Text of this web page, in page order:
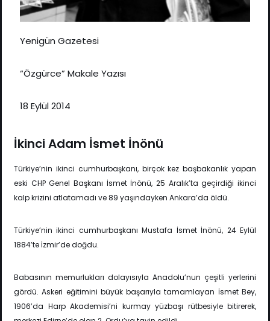
Yenigün Gazetesi
“Özgürce” Makale Yazısı
18 Eylül 2014
İkinci Adam İsmet İnönü
Türkiye’nin ikinci cumhurbaşkanı, birçok kez başbakanlık yapan
eski CHP Genel Başkanı İsmet İnönü, 25 Aralık’ta geçirdiği ikinci
kalp krizini atlatamadı ve 89 yaşındayken Ankara’da öldü.
Türkiye’nin ikinci cumhurbaşkanı Mustafa İsmet İnönü, 24 Eylül
1884’te İzmir’de doğdu.
Babasının memurlukları dolayısıyla Anadolu’nun çeşitli yerlerini
gördü. Askeri eğitimini büyük başarıyla tamamlayan İsmet Bey,
1906’da Harp Akademisi’ni kurmay yüzbaşı rütbesiyle bitirerek,